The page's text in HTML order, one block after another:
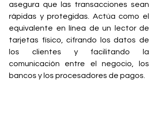
asegura que las transacciones sean
rápidas y protegidas. Actúa como el
equivalente en línea de un lector de
tarjetas físico, cifrando los datos de
los clientes y facilitando la
comunicación entre el negocio, los
bancos y los procesadores de pagos.